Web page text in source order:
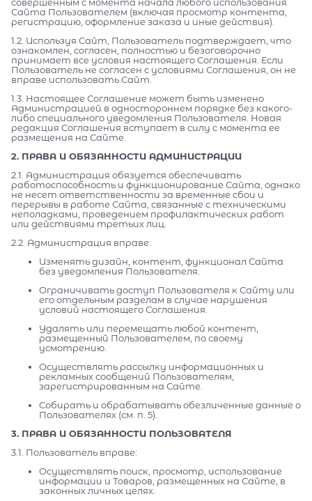
совершенным с момента начала любого использования
Сайта Пользователем (включая просмотр контента,
регистрацию, оформление заказа и иные действия).
1.2. Используя Сайт, Пользователь подтверждает, что
ознакомлен, согласен, полностью и безоговорочно
принимает все условия настоящего Соглашения. Если
Пользователь не согласен с условиями Соглашения, он не
вправе использовать Сайт.
1.3. Настоящее Соглашение может быть изменено
Администрацией в одностороннем порядке без какого-
либо специального уведомления Пользователя. Новая
редакция Соглашения вступает в силу с момента ее
размещения на Сайте.
2. ПРАВА И ОБЯЗАННОСТИ АДМИНИСТРАЦИИ
2.1. Администрация обязуется обеспечивать
работоспособность и функционирование Сайта, однако
не несет ответственности за временные сбои и
перерывы в работе Сайта, связанные с техническими
неполадками, проведением профилактических работ
или действиями третьих лиц.
2.2. Администрация вправе:
Изменять дизайн, контент, функционал Сайта
без уведомления Пользователя.
Ограничивать доступ Пользователя к Сайту или
его отдельным разделам в случае нарушения
условий настоящего Соглашения.
Удалять или перемещать любой контент,
размещенный Пользователем, по своему
усмотрению.
Осуществлять рассылку информационных и
рекламных сообщений Пользователям,
зарегистрированным на Сайте.
Собирать и обрабатывать обезличенные данные о
Пользователях (см. п. 5).
3. ПРАВА И ОБЯЗАННОСТИ ПОЛЬЗОВАТЕЛЯ
3.1. Пользователь вправе:
Осуществлять поиск, просмотр, использование
информации и Товаров, размещенных на Сайте, в
законных личных целях.